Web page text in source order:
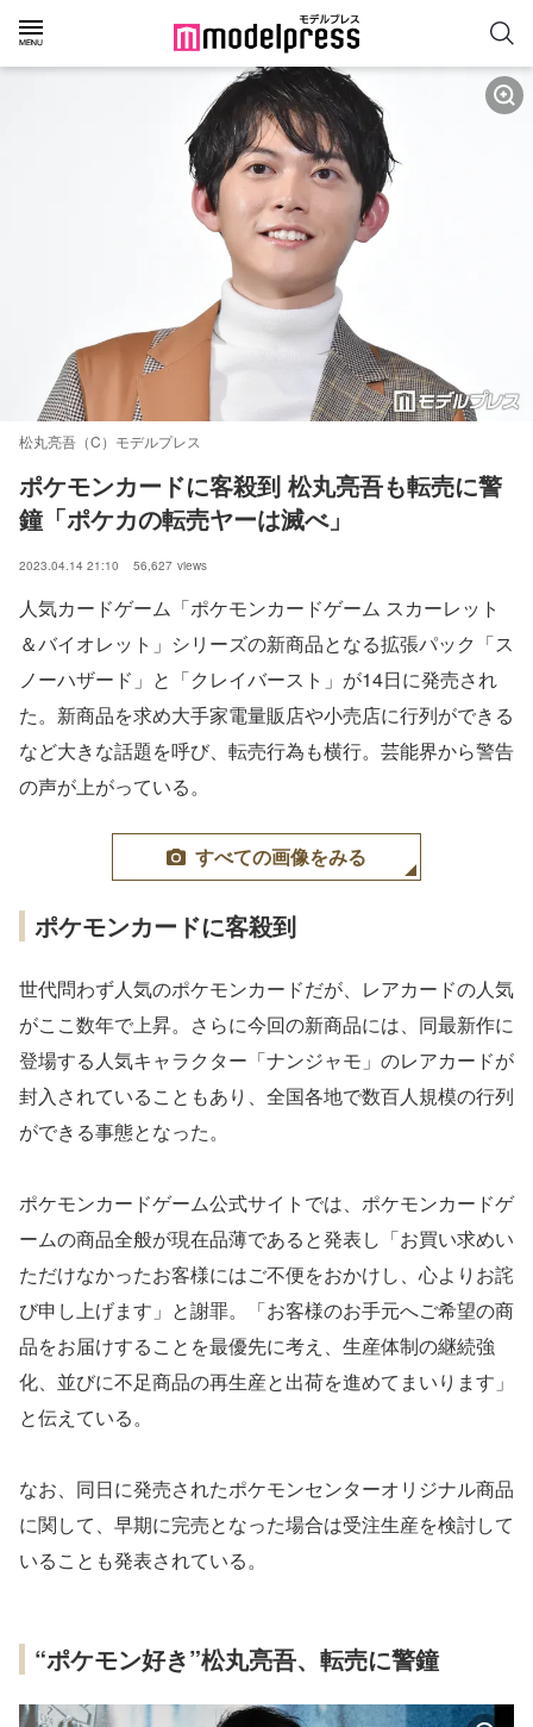
松丸亮吾（C）モデルプレス
ポケモンカードに客殺到 松丸亮吾も転売に警
鐘「ポケカの転売ヤーは滅べ」
2023.04.14 21:10 56,627 views
人気カードゲーム「ポケモンカードゲーム スカーレット
＆バイオレット」シリーズの新商品となる拡張パック「ス
ノーハザード」と「クレイバースト」が14日に発売され
た。新商品を求め大手家電量販店や小売店に行列ができる
など大きな話題を呼び、転売行為も横行。芸能界から警告
の声が上がっている。
すべての画像をみる
ポケモンカードに客殺到
世代問わず人気のポケモンカードだが、レアカードの人気
がここ数年で上昇。さらに今回の新商品には、同最新作に
登場する人気キャラクター「ナンジャモ」のレアカードが
封入されていることもあり、全国各地で数百人規模の行列
ができる事態となった。
ポケモンカードゲーム公式サイトでは、ポケモンカードゲ
ームの商品全般が現在品薄であると発表し「お買い求めい
ただけなかったお客様にはご不便をおかけし、心よりお詫
び申し上げます」と謝罪。「お客様のお手元へご希望の商
品をお届けすることを最優先に考え、生産体制の継続強
化、並びに不足商品の再生産と出荷を進めてまいります」
と伝えている。
なお、同日に発売されたポケモンセンターオリジナル商品
に関して、早期に完売となった場合は受注生産を検討して
いることも発表されている。
“ポケモン好き”松丸亮吾、転売に警鐘